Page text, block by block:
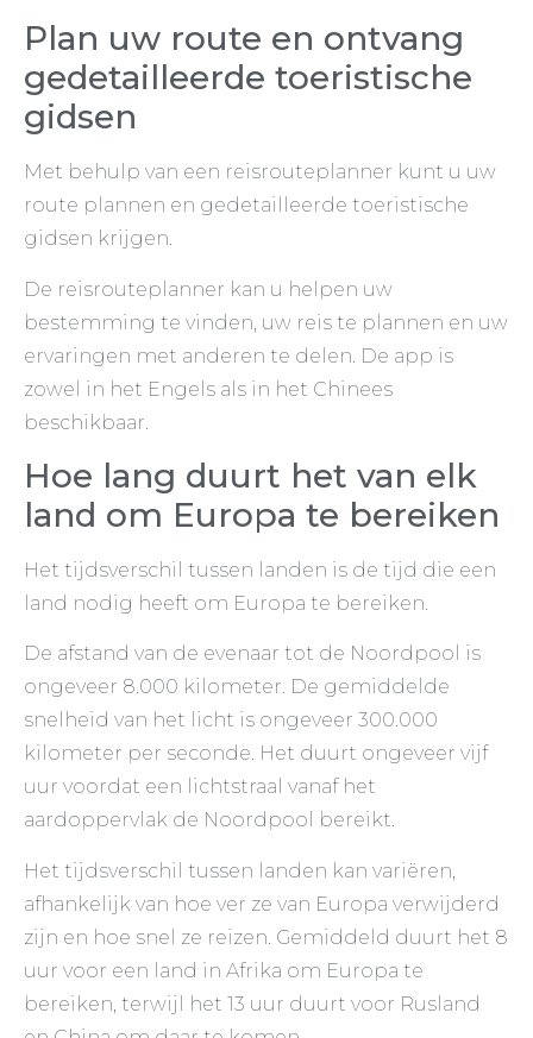
Plan uw route en ontvang
gedetailleerde toeristische
gidsen
Met behulp van een reisrouteplanner kunt u uw
route plannen en gedetailleerde toeristische
gidsen krijgen.
De reisrouteplanner kan u helpen uw
bestemming te vinden, uw reis te plannen en uw
ervaringen met anderen te delen. De app is
zowel in het Engels als in het Chinees
beschikbaar.
Hoe lang duurt het van elk
land om Europa te bereiken
Het tijdsverschil tussen landen is de tijd die een
land nodig heeft om Europa te bereiken.
De afstand van de evenaar tot de Noordpool is
ongeveer 8.000 kilometer. De gemiddelde
snelheid van het licht is ongeveer 300.000
kilometer per seconde. Het duurt ongeveer vijf
uur voordat een lichtstraal vanaf het
aardoppervlak de Noordpool bereikt.
Het tijdsverschil tussen landen kan variëren,
afhankelijk van hoe ver ze van Europa verwijderd
zijn en hoe snel ze reizen. Gemiddeld duurt het 8
uur voor een land in Afrika om Europa te
bereiken, terwijl het 13 uur duurt voor Rusland